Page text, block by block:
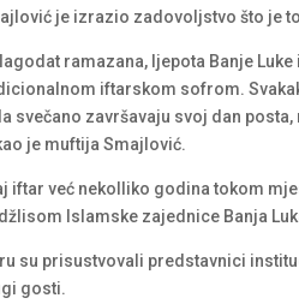
je izrazio zadovoljstvo što je
ramazana, ljepota Banje
iftarskom sofrom.
svečano završavaju svoj dan
je muftija Smajlović.
iftar već nekolliko godina tokom
Islamske zajednice Banja
su prisustvovali predstavnici
gosti.